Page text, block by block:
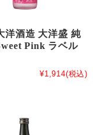
洋酒造 大洋盛 純
Pink ラベル
¥1,914(税込)